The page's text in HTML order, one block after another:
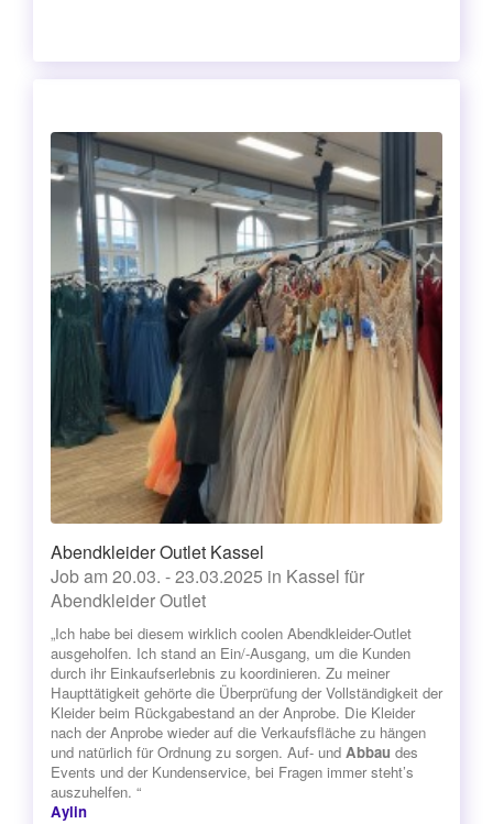
Abendkleider Outlet Kassel
Job am 20.03. - 23.03.2025 in Kassel für
Abendkleider Outlet
„Ich habe bei diesem wirklich coolen Abendkleider-Outlet
ausgeholfen. Ich stand an Ein/-Ausgang, um die Kunden
durch ihr Einkaufserlebnis zu koordinieren. Zu meiner
Haupttätigkeit gehörte die Überprüfung der Vollständigkeit der
Kleider beim Rückgabestand an der Anprobe. Die Kleider
nach der Anprobe wieder auf die Verkaufsfläche zu hängen
und natürlich für Ordnung zu sorgen. Auf- und Abbau des
Events und der Kundenservice, bei Fragen immer steht’s
auszuhelfen. “
Aylin